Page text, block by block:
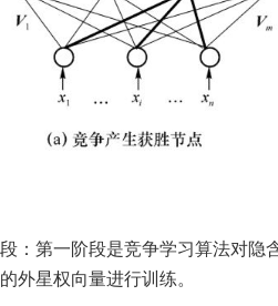
：第一阶段是竞争学习算法对
外星权向量进行训练。